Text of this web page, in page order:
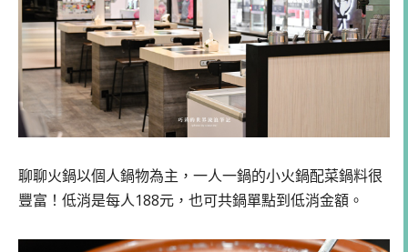
聊聊火鍋以個人鍋物為主，一人一鍋的小火鍋配菜鍋料很
豐富！低消是每人188元，也可共鍋單點到低消金額。